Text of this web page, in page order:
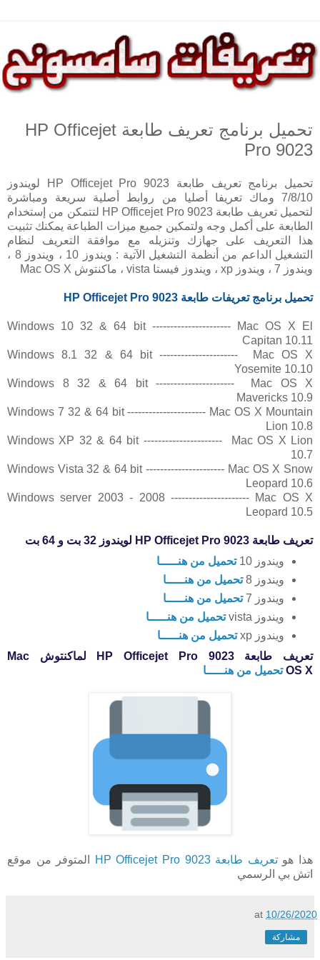
تحميل برنامج تعريف طابعة HP Officejet
Pro 9023
تحميل برنامج تعريف طابعة HP Officejet Pro 9023 لويندوز
7/8/10 وماك تعريفا أصليا من روابط أصلية سريعة ومباشرة
لتحميل تعريف طابعة HP Officejet Pro 9023 لتتمكن من إستخدام
الطابعة على أكمل وجه ولتمكين جميع ميزات الطباعة يمكنك تثبيت
هذا التعريف على جهازك وتنزيله مع موافقة التعريف لنظام
التشغيل الداعم من أنظمة التشغيل الآتية : ويندوز 10 ، ويندوز 8 ،
ويندوز 7 ، ويندوز xp ، ويندوز فيستا vista ، ماكنتوش Mac OS X
تحميل برنامج تعريفات طابعة HP Officejet Pro 9023
Windows 10 32 & 64 bit ---------------------- Mac OS X El
Capitan 10.11
Windows 8.1 32 & 64 bit ---------------------- Mac OS X
Yosemite 10.10
Windows 8 32 & 64 bit ---------------------- Mac OS X
Mavericks 10.9
Windows 7 32 & 64 bit ---------------------- Mac OS X Mountain
Lion 10.8
Windows XP 32 & 64 bit ---------------------- Mac OS X Lion
10.7
Windows Vista 32 & 64 bit ---------------------- Mac OS X Snow
Leopard 10.6
Windows server 2003 - 2008 ---------------------- Mac OS X
Leopard 10.5
تعريف طابعة HP Officejet Pro 9023 لويندوز 32 بت و 64 بت
ويندوز 10
تحميل من هنـــــا
ويندوز 8
تحميل من هنـــــا
ويندوز 7
تحميل من هنـــــا
ويندوز vista
تحميل من هنـــــا
ويندوز xp
تحميل من هنـــــا
تعريف طابعة HP Officejet Pro 9023 لماكنتوش
Mac
OS X تحميل من هنـــــا
هذا هوتعريف طابعة HP Officejet Pro 9023
المتوفر من موقع
اتش بي الرسمي
at 10/26/2020
مشاركة